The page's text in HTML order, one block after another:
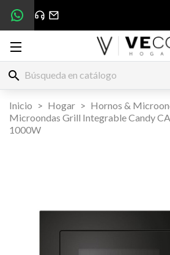
search
Inicio Hogar Hornos &
Microondas Grill Integrable Candy
1000W